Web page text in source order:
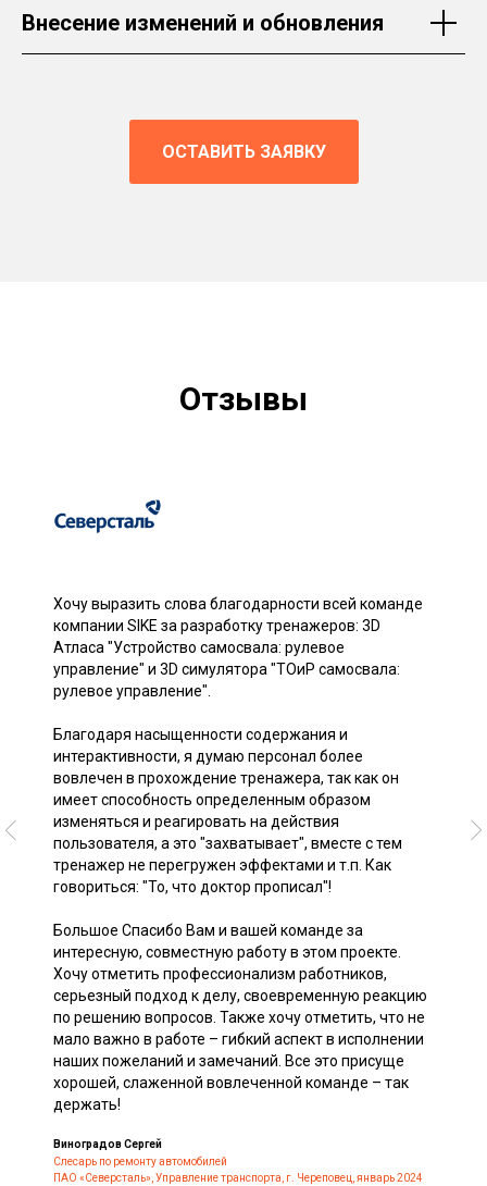
Внесение изменений и обновления
ОСТАВИТЬ ЗАЯВКУ
Отзывы
Хочу выразить слова благодарности всей команде
компании SIKE за разработку тренажеров: 3D
Атласа "Устройство самосвала: рулевое
управление" и 3D симулятора "ТОиР самосвала:
рулевое управление".
Благодаря насыщенности содержания и
интерактивности, я думаю персонал более
вовлечен в прохождение тренажера, так как он
имеет способность определенным образом
изменяться и реагировать на действия
пользователя, а это "захватывает", вместе с тем
тренажер не перегружен эффектами и т.п. Как
говориться: "То, что доктор прописал"!
Большое Спасибо Вам и вашей команде за
интересную, совместную работу в этом проекте.
Хочу отметить профессионализм работников,
серьезный подход к делу, своевременную реакцию
по решению вопросов. Также хочу отметить, что не
мало важно в работе – гибкий аспект в исполнении
наших пожеланий и замечаний. Все это присуще
хорошей, слаженной вовлеченной команде – так
держать!
Виноградов Сергей
Слесарь по ремонту автомобилей
ПАО «Северсталь», Управление транспорта, г. Череповец, январь 2024